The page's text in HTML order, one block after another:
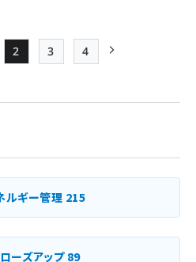
り
Page
2
Page
3
Page
4
ルギー管理 215
ーズアップ 89